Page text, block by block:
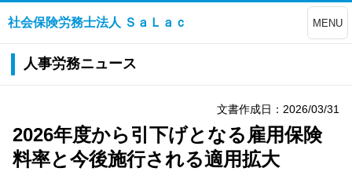
社会保険労務士法人 ＳａＬａｃ MENU
人事労務ニュース
文書作成日：2026/03/31
2026年度から引下げとなる雇用保険
料率と今後施行される適用拡大